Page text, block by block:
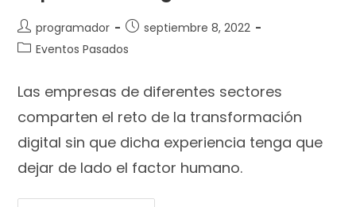
programador
septiembre 8, 2022
Eventos Pasados
Las empresas de diferentes sectores
comparten el reto de la transformación
digital sin que dicha experiencia tenga que
dejar de lado el factor humano.